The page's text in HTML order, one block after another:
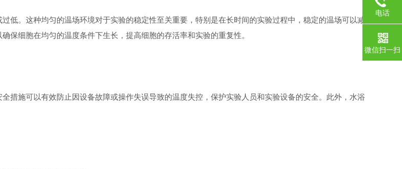
。这种均匀的温场环境对于实验的稳定性至关重要，特别是在长时间的实验过程中，稳定的温场可以减
保细胞在均匀的温度条件下生长，提高细胞的存活率和实验的重复性。
施可以有效防止因设备故障或操作失误导致的温度失控，保护实验人员和实验设备的安全。此外，水浴
电话
微信扫一扫